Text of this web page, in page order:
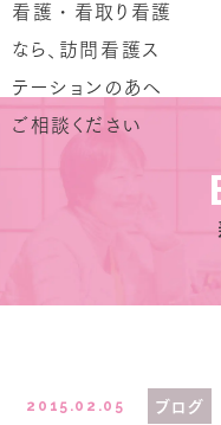
2015.02.05 ブログ